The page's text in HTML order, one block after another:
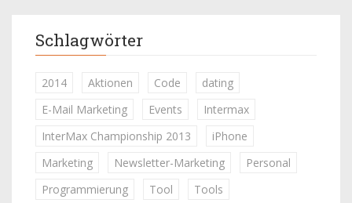
Schlagwörter
2014 Aktionen Code
dating
E-Mail Marketing
Events
Intermax
InterMax Championship 2013
iPhone
Marketing
Newsletter-Marketing
Personal
Programmierung
Tool
Tools